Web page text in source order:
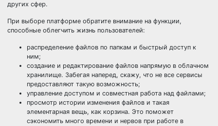
других сфер.
При выборе платформе обратите внимание на функции,
способные облегчить жизнь пользователей:
распределение файлов по папкам и быстрый доступ к
ним;
создание и редактирование файлов напрямую в облачном
хранилище. Забегая наперед, скажу, что не все сервисы
предоставляют такую возможность;
управление доступом и совместная работа над файлами;
просмотр истории изменения файлов и такая
элементарная вещь, как корзина. Это поможет
сэкономить много времени и нервов при работе в